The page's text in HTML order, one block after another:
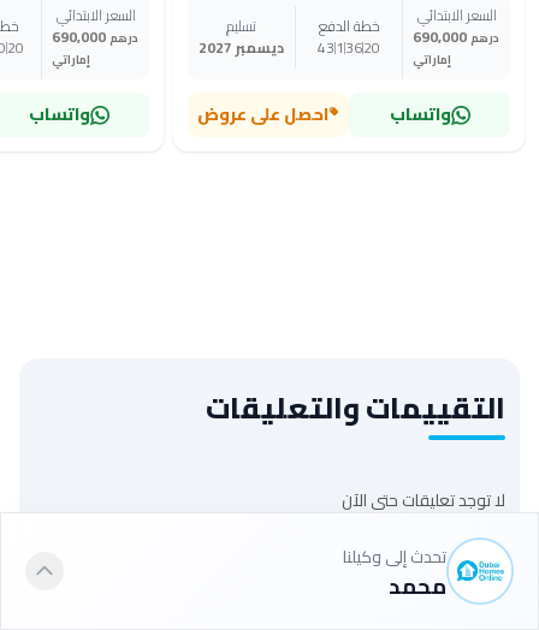
تحدث إلى وكيلنا
محمد
السعر الابتدائي
690,000درهم
إماراتي
خطة الدفع
20
36
1
43
تسليم
ديسمبر 2027
واتساب احصل على عروض
السعر الابتدائي
690,000درهم
إماراتي
20
واتساب
التقييمات والتعليقات
لا توجد تعليقات حتى الآن
اترك تعليقًا
اسمك